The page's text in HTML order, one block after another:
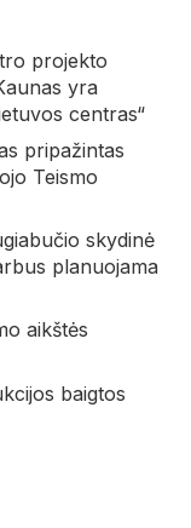
projekto
yra
centras“
pripažintas
Teismo
skydinė
planuojama
aikštės
baigtos